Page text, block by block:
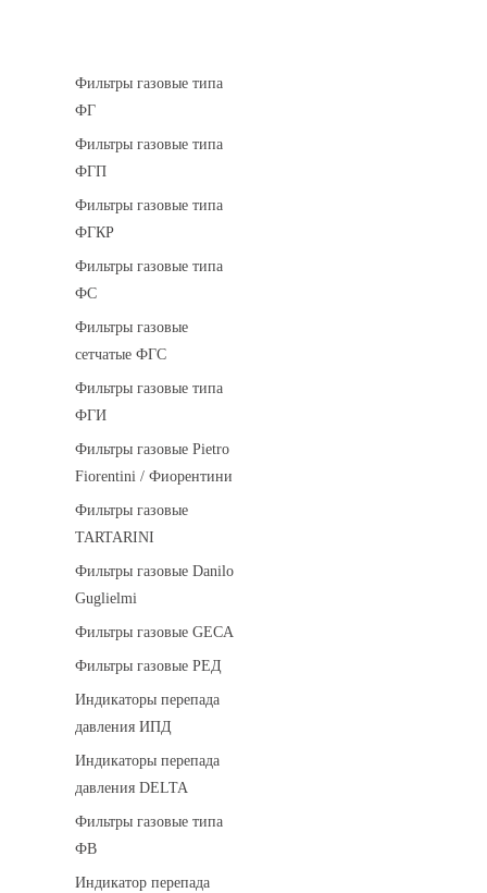
Фильтры газовые типа
ФГ
Фильтры газовые типа
ФГП
Фильтры газовые типа
ФГКР
Фильтры газовые типа
ФС
Фильтры газовые
сетчатые ФГС
Фильтры газовые типа
ФГИ
Фильтры газовые Pietro
Fiorentini / Фиорентини
Фильтры газовые
TARTARINI
Фильтры газовые Danilo
Guglielmi
Фильтры газовые GECA
Фильтры газовые РЕД
Индикаторы перепада
давления ИПД
Индикаторы перепада
давления DELTA
Фильтры газовые типа
ФВ
Индикатор перепада